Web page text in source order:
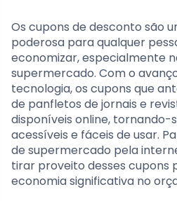
Os cupons de desconto são
poderosa para qualquer
economizar, especialmente
supermercado. Com o
tecnologia, os cupons que
de panfletos de jornais e
disponíveis online, tornando-
acessíveis e fáceis de usar.
de supermercado pela
tirar proveito desses cupons
economia significativa no